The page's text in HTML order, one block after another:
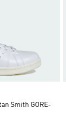
Smith GORE-